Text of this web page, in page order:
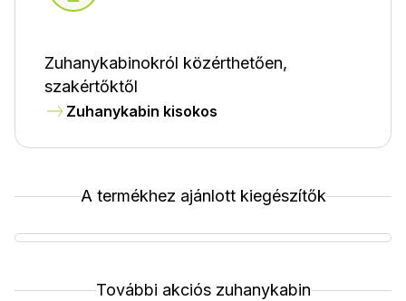
Zuhanykabinokról közérthetően,
szakértőktől
Zuhanykabin kisokos
A termékhez ajánlott kiegészítők
További akciós zuhanykabin